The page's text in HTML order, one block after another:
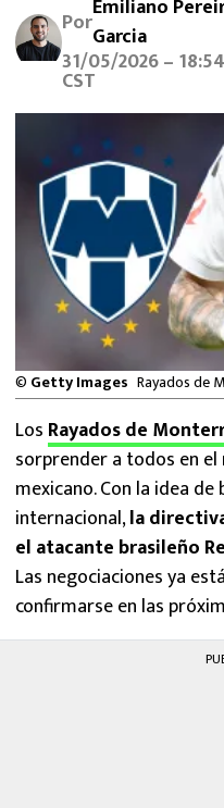
FUTBOL INTERNACIONAL
MEXICANOS EN EL
FUTBOL ESTUFA
FÓRMULA 1
BOXEO
LIGA MX
PorEmiliano
Garcia
31/05/2026 –
CST
© Getty Images Rayados de
Los Rayados de
sorprender a todos en
mexicano. Con la idea
internacional,la
el atacante brasileño
Las negociaciones ya
confirmarse en las